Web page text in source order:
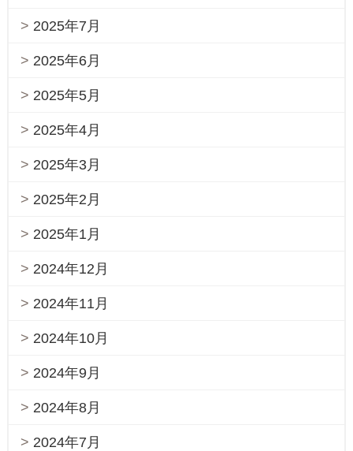
2025年7月
2025年6月
2025年5月
2025年4月
2025年3月
2025年2月
2025年1月
2024年12月
2024年11月
2024年10月
2024年9月
2024年8月
2024年7月